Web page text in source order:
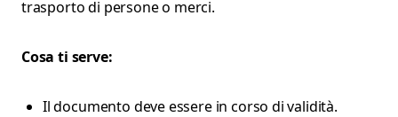
trasporto di persone o merci.
Cosa ti serve:
Il documento deve essere in corso di validità.